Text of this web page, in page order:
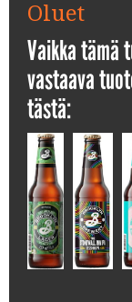
Oluet
Vaikka tämä
vastaava
tästä: